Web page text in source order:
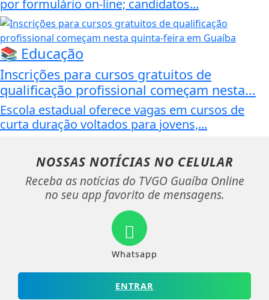
por formulário on-line; candidatos...
📚 Educação
Inscrições para cursos gratuitos de
qualificação profissional começam nesta...
Escola estadual oferece vagas em cursos de
curta duração voltados para jovens,...
NOSSAS NOTÍCIAS NO CELULAR
Receba as notícias do TVGO Guaíba Online
no seu app favorito de mensagens.
Whatsapp
ENTRAR